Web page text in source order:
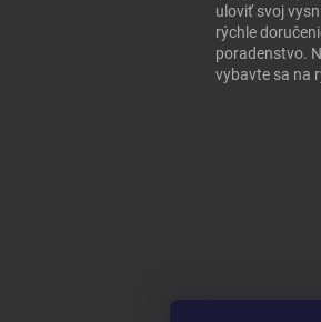
uloviť svoj
rýchle
poradenstvo.
vybavte sa na